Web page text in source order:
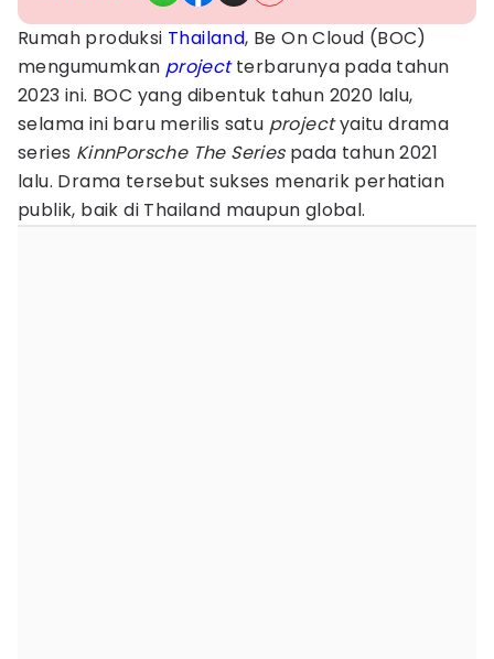
Rumah produksi Thailand, Be On Cloud (BOC)
mengumumkan projectterbarunya pada tahun
2023 ini. BOC yang dibentuk tahun 2020 lalu,
selama ini baru merilis satu projectyaitu drama
series KinnPorsche The Seriespada tahun 2021
lalu. Drama tersebut sukses menarik perhatian
publik, baik di Thailand maupun global.